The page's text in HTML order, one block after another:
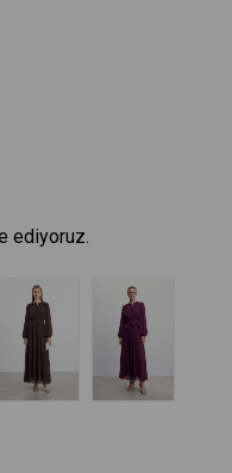
ediyoruz.